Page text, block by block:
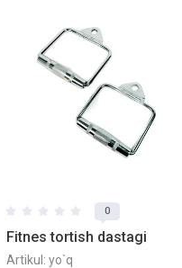
0
Fitnes tortish dastagi
Artikul: yo`q